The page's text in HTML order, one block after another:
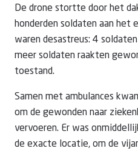
De drone stortte door het
honderden soldaten aan het
waren desastreus: 4
meer soldaten raakten
toestand.
Samen met ambulances
om de gewonden naar
vervoeren. Er was
de exacte locatie, om de